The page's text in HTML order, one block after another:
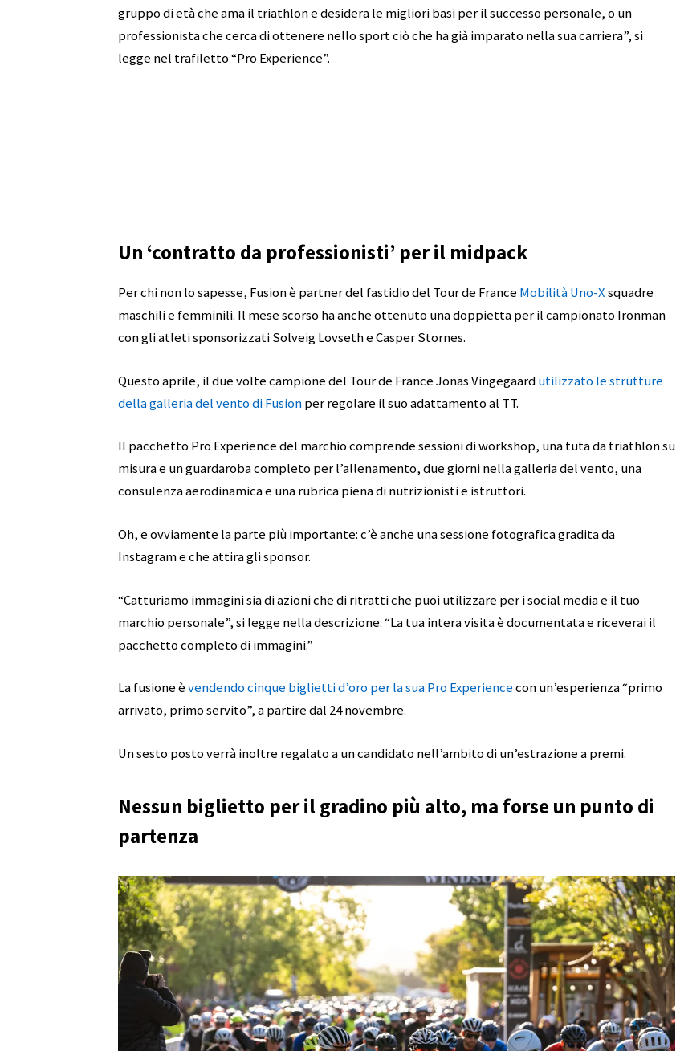
gruppo di età che ama il triathlon e desidera le migliori basi per il successo personale, o un
professionista che cerca di ottenere nello sport ciò che ha già imparato nella sua carriera”, si
legge nel trafiletto “Pro Experience”.
Un ‘contratto da professionisti’ per il midpack
Per chi non lo sapesse, Fusion è partner del fastidio del Tour de France Mobilità Uno-Xsquadre
maschili e femminili. Il mese scorso ha anche ottenuto una doppietta per il campionato Ironman
con gli atleti sponsorizzati Solveig Lovseth e Casper Stornes.
Questo aprile, il due volte campione del Tour de France Jonas Vingegaardutilizzato le strutture
della galleria del vento di Fusionper regolare il suo adattamento al TT.
Il pacchetto Pro Experience del marchio comprende sessioni di workshop, una tuta da triathlon su
misura e un guardaroba completo per l’allenamento, due giorni nella galleria del vento, una
consulenza aerodinamica e una rubrica piena di nutrizionisti e istruttori.
Oh, e ovviamente la parte più importante: c’è anche una sessione fotografica gradita da
Instagram e che attira gli sponsor.
“Catturiamo immagini sia di azioni che di ritratti che puoi utilizzare per i social media e il tuo
marchio personale”, si legge nella descrizione. “La tua intera visita è documentata e riceverai il
pacchetto completo di immagini.”
La fusione èvendendo cinque biglietti d’oro per la sua Pro Experiencecon un’esperienza “primo
arrivato, primo servito”, a partire dal 24 novembre.
Un sesto posto verrà inoltre regalato a un candidato nell’ambito di un’estrazione a premi.
Nessun biglietto per il gradino più alto, ma forse un punto di
partenza